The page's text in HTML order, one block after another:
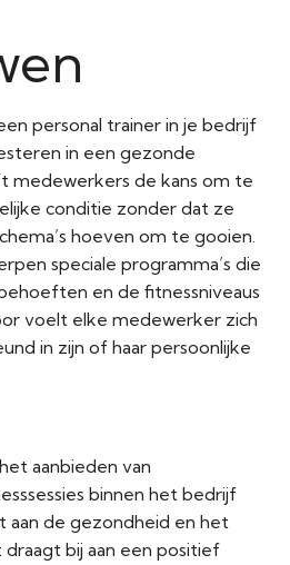
personal trainer in je bedrijf
in een gezonde
medewerkers de kans om te
conditie zonder dat ze
hoeven om te gooien.
speciale programma’s die
en de fitnessniveaus
voelt elke medewerker zich
in zijn of haar persoonlijke
aanbieden van
binnen het bedrijf
aan de gezondheid en het
draagt bij aan een positief